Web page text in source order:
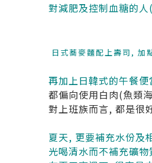
對減肥及控制血糖的
日式蕎麥麵配上壽司, 加
再加上日韓式的午餐便
都偏向使用白肉(魚類
對上班族而言, 都是很
夏天, 更要補充水份及
光喝清水而不補充礦